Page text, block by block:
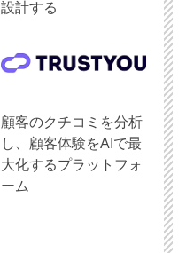
設計する
顧客のクチコミを分析
し、顧客体験をAIで最
大化するプラットフォ
ーム